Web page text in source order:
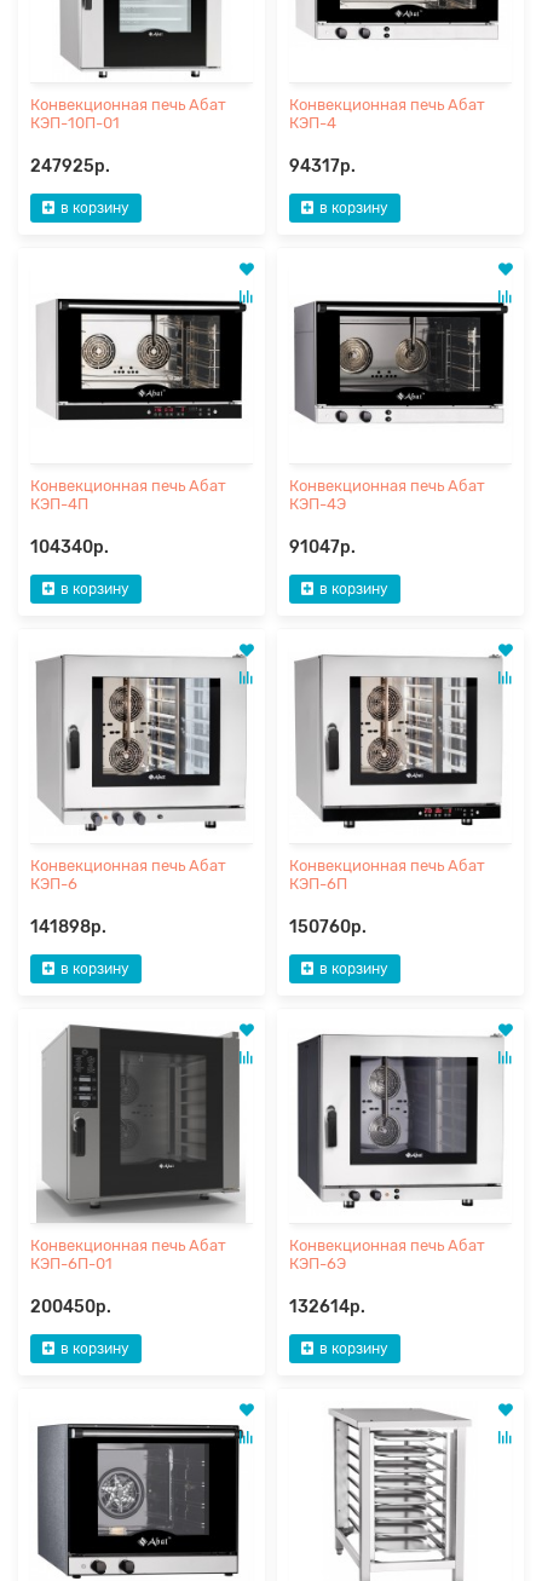
Конвекционная печь Абат
КЭП-10П-01
247925р.
в корзину
Конвекционная печь Абат
КЭП-4
94317р.
в корзину
Конвекционная печь Абат
КЭП-4П
104340р.
в корзину
Конвекционная печь Абат
КЭП-4Э
91047р.
в корзину
Конвекционная печь Абат
КЭП-6
141898р.
в корзину
Конвекционная печь Абат
КЭП-6П
150760р.
в корзину
Конвекционная печь Абат
КЭП-6П-01
200450р.
в корзину
Конвекционная печь Абат
КЭП-6Э
132614р.
в корзину